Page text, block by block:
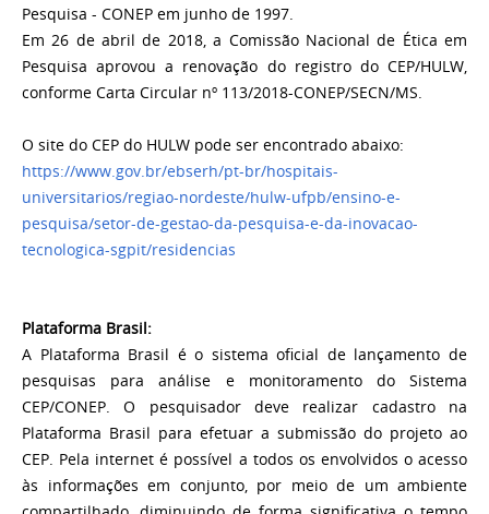
Pesquisa - CONEP em junho de 1997.
Em 26 de abril de 2018, a Comissão Nacional de Ética em
Pesquisa aprovou a renovação do registro do CEP/HULW,
conforme Carta Circular nº 113/2018-CONEP/SECN/MS.
O site do CEP do HULW pode ser encontrado abaixo:
https://www.gov.br/ebserh/pt-br/hospitais-
universitarios/regiao-nordeste/hulw-ufpb/ensino-e-
pesquisa/setor-de-gestao-da-pesquisa-e-da-inovacao-
tecnologica-sgpit/residencias
Plataforma Brasil:
A Plataforma Brasil é o sistema oficial de lançamento de
pesquisas para análise e monitoramento do Sistema
CEP/CONEP. O pesquisador deve realizar cadastro na
Plataforma Brasil para efetuar a submissão do projeto ao
CEP. Pela internet é possível a todos os envolvidos o acesso
às informações em conjunto, por meio de um ambiente